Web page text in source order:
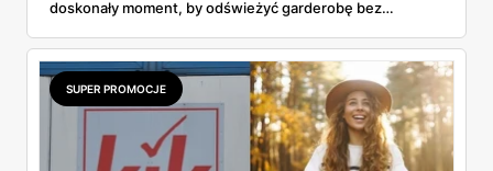
doskonały moment, by odświeżyć garderobę bez
– z szerokim wyborem lekkich, letnich fasonów,
wygodnych materiałów i klasycznych krojów. Czy to
plażowy look, czy zestaw na miejski spacer – można
znaleźć coś dla siebie i to już od kilkunastu złotych.
Uwaga: można się zakochać w tej kolekcji od pierwszego
wejrzenia. No bo jak tu się oprzeć bermudom za 35 zł albo
kapeluszowi z dużym rondem?
SUPER PROMOCJE